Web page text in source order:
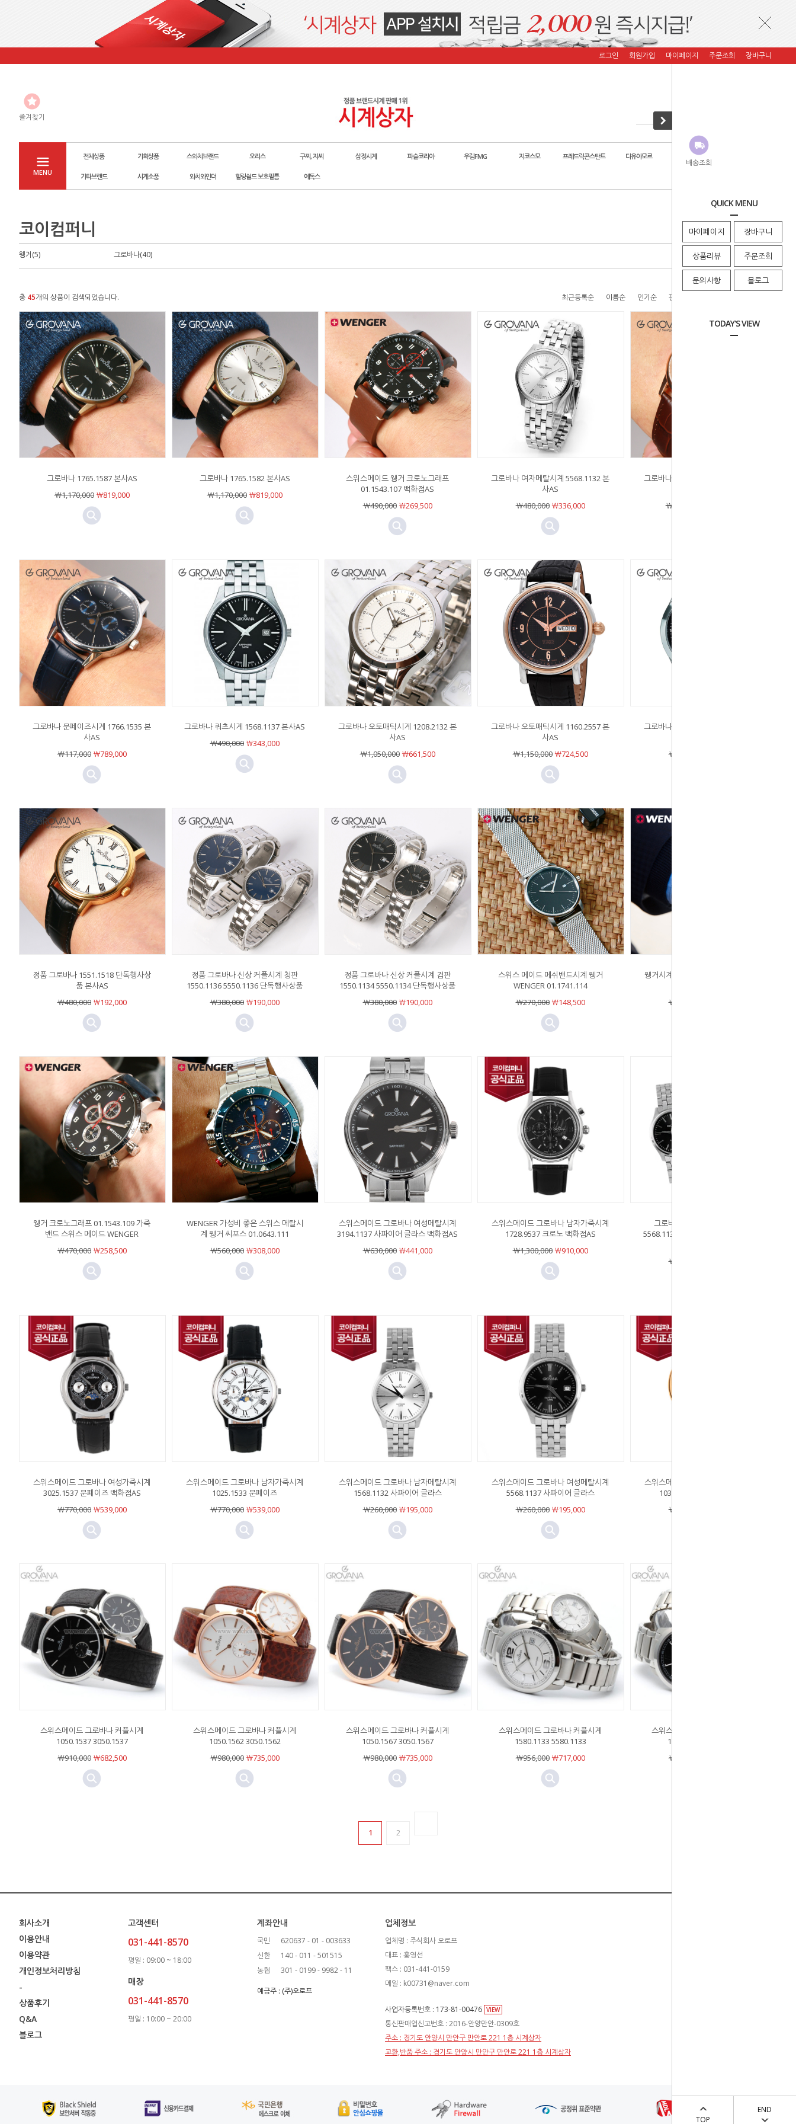
배송조회
QUICK MENU
마이페이지 장바구니
상품리뷰 주문조회
문의사항 블로그
TODAY'S VIEW
TOP
END
로그인 회원가입 마이페이지 주문조회 장바구니
즐겨찾기
MENU
전체상품 기획상품 스와치브랜드 오리스 구찌, 지씨 삼정시계 파슬코리아 우림FMG 지코스모 프레드릭콘스탄트 디유아모르 자스페로 코리아
기타브랜드 시계소품 와치와인더 힐링쉴드 보호필름 에독스
· HOME>코이컴퍼니
코이컴퍼니
웽거(5) 그로바나(40)
총 45개의 상품이 검색되었습니다. 최근등록순 이름순 인기순 판매순
그로바나 1765.1587 본사AS
￦1,170,000￦819,000
그로바나 1765.1582 본사AS
￦1,170,000￦819,000
스위스메이드 웽거 크로노그래프
01.1543.107 백화점AS
￦490,000￦269,500
그로바나 여자메탈시계 5568.1132 본
사AS
￦480,000￦336,000
그로바나 문페이즈시계 1766.1562 본
￦1,170,000
그로바나 문페이즈시계 1766.1535 본
사AS
￦117,000￦789,000
그로바나 쿼츠시계 1568.1137 본사AS
￦490,000￦343,000
그로바나 오토매틱시계 1208.2132 본
사AS
￦1,050,000￦661,500
그로바나 오토매틱시계 1160.2557 본
사AS
￦1,150,000￦724,500
그로바나 오토매틱시계 1208.2137 본
￦538,000
정품 그로바나 1551.1518 단독행사상
품 본사AS
￦480,000￦192,000
정품 그로바나 신상 커플시계 청판
1550.1136 5550.1136 단독행사상품
￦380,000￦190,000
정품 그로바나 신상 커플시계 검판
1550.1134 5550.1134 단독행사상품
￦380,000￦190,000
스위스 메이드 메쉬밴드시계 웽거
WENGER 01.1741.114
￦270,000￦148,500
웽거시계 01.1741.125 메탈밴드 스위
￦350,000
웽거 크로노그래프 01.1543.109 가죽
밴드 스위스 메이드 WENGER
￦470,000￦258,500
WENGER 가성비 좋은 스위스 메탈시
계 웽거 씨포스 01.0643.111
￦560,000￦308,000
스위스메이드 그로바나 여성메탈시계
3194.1137 사파이어 글라스 백화점AS
￦630,000￦441,000
스위스메이드 그로바나 남자가죽시계
1728.9537 크로노 백화점AS
￦1,300,000￦910,000
그로바나 4종택(1) 5568.1137 /
5568.1132 / 1568.1132 / 1568.1137-
￦480,000
스위스메이드 그로바나 여성가죽시계
3025.1537 문페이즈 백화점AS
￦770,000￦539,000
스위스메이드 그로바나 남자가죽시계
1025.1533 문페이즈
￦770,000￦539,000
스위스메이드 그로바나 남자메탈시계
1568.1132 사파이어 글라스
￦260,000￦195,000
스위스메이드 그로바나 여성메탈시계
5568.1137 사파이어 글라스
￦260,000￦195,000
스위스메이드 그로바나 남자가죽시계
1030.1562 사파이어 글라스
￦415,000
스위스메이드 그로바나 커플시계
1050.1537 3050.1537
￦910,000￦682,500
스위스메이드 그로바나 커플시계
1050.1562 3050.1562
￦980,000￦735,000
스위스메이드 그로바나 커플시계
1050.1567 3050.1567
￦980,000￦735,000
스위스메이드 그로바나 커플시계
1580.1133 5580.1133
￦956,000￦717,000
스위스메이드 그로바나 커플시계
1580.1137 5580.1137
￦956,000
1 2
회사소개
이용안내
이용약관
개인정보처리방침
-
상품후기
Q&A
블로그
고객센터
031-441-8570
평일 : 09:00 ~ 18:00
매장
031-441-8570
평일 : 10:00 ~ 20:00
계좌안내
국민
620637 - 01 - 003633
신한
140 - 011 - 501515
농협
301 - 0199 - 9982 - 11
예금주 : (주)오로프
업체정보
업체명 : 주식회사 오로프
대표 : 홍영선
팩스 : 031-441-0159
메일 : k00731@naver.com
사업자등록번호 : 173-81-00476 VIEW
통신판매업신고번호 : 2016-안양만안-0309호
주소 : 경기도 안양시 만안구 만안로 221 1층 시계상자
교환,반품 주소 : 경기도 안양시 만안구 만안로 221 1층 시계상자